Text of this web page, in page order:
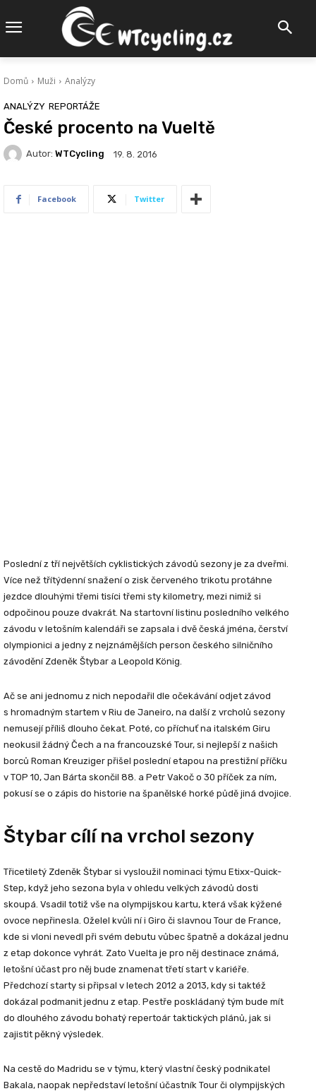
Domů Muži Analýzy
ANALÝZY REPORTÁŽE
České procento na Vueltě
Autor: WTCycling 19. 8. 2016
Facebook Twitter
Poslední z tří největších cyklistických závodů sezony je za dveřmi.
Více než třítýdenní snažení o zisk červeného trikotu protáhne
jezdce dlouhými třemi tisíci třemi sty kilometry, mezi nimiž si
odpočinou pouze dvakrát. Na startovní listinu posledního velkého
závodu v letošním kalendáři se zapsala i dvě česká jména, čerství
olympionici a jedny z nejznámějších person českého silničního
závodění Zdeněk Štybar a Leopold König.
Ač se ani jednomu z nich nepodařil dle očekávání odjet závod
s hromadným startem v Riu de Janeiro, na další z vrcholů sezony
nemusejí příliš dlouho čekat. Poté, co příchuť na italském Giru
neokusil žádný Čech a na francouzské Tour, si nejlepší z našich
borců Roman Kreuziger přišel poslední etapou na prestižní příčku
v TOP 10, Jan Bárta skončil 88. a Petr Vakoč o 30 příček za ním,
pokusí se o zápis do historie na španělské horké půdě jiná dvojice.
Štybar cílí na vrchol sezony
Třicetiletý Zdeněk Štybar si vysloužil nominaci týmu Etixx-Quick-
Step, když jeho sezona byla v ohledu velkých závodů dosti
skoupá. Vsadil totiž vše na olympijskou kartu, která však kýžené
ovoce nepřinesla. Oželel kvůli ní i Giro či slavnou Tour de France,
kde si vloni nevedl při svém debutu vůbec špatně a dokázal jednu
z etap dokonce vyhrát. Zato Vuelta je pro něj destinace známá,
letošní účast pro něj bude znamenat třetí start v kariéře.
Předchozí starty si připsal v letech 2012 a 2013, kdy si taktéž
dokázal podmanit jednu z etap. Pestře poskládaný tým bude mít
do dlouhého závodu bohatý repertoár taktických plánů, jak si
zajistit pěkný výsledek.
Na cestě do Madridu se v týmu, který vlastní český podnikatel
Bakala, naopak nepředstaví letošní účastník Tour či olympijských